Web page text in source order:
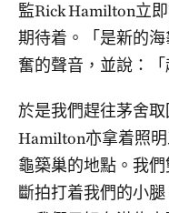
監Rick Hamilton立
期待着。「是新的
奮的聲音，並說：「
於是我們趕往茅舍
Hamilton亦拿着照
龜築巢的地點。我
斷拍打着我們的小